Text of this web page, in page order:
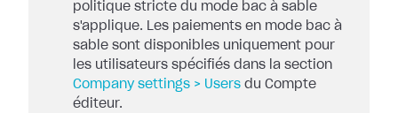
politique stricte du mode bac à sable
s'applique. Les paiements en mode bac à
sable sont disponibles uniquement pour
les utilisateurs spécifiés dans la section
Company settings > Users du Compte
éditeur.